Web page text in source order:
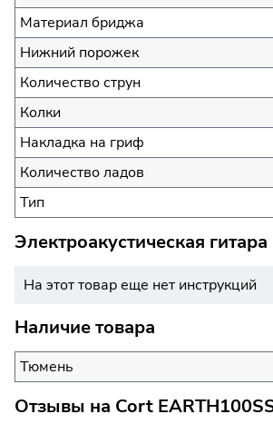
Материал бриджа
Нижний порожек
Количество струн
Колки
Накладка на гриф
Количество ладов
Тип
Электроакустическая
На этот товар еще нет инструкций
Наличие товара
Тюмень
Отзывы на Cort